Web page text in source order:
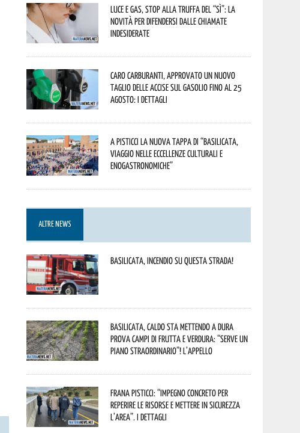
Luce e gas, stop alla truffa del “Sì”: la
novità per difendersi dalle chiamate
indesiderate
Caro carburanti, approvato un nuovo
taglio delle accise sul gasolio fino al 25
agosto: i dettagli
A Pisticci la nuova tappa di “Basilicata,
viaggio nelle eccellenze culturali e
enogastronomiche”
ALTRE NEWS
Basilicata, incendio su questa strada!
Basilicata, caldo sta mettendo a dura
prova campi di frutta e verdura: “Serve un
piano straordinario”! L’appello
Frana Pisticci: “Impegno concreto per
reperire le risorse e mettere in sicurezza
l’area”. I dettagli